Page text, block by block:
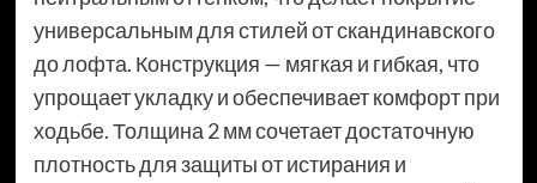
универсальным для стилей от скандинавского
до лофта. Конструкция — мягкая и гибкая, что
упрощает укладку и обеспечивает комфорт при
ходьбе. Толщина 2 мм сочетает достаточную
плотность для защиты от истирания и